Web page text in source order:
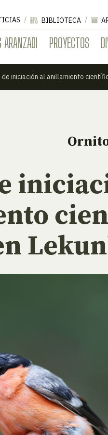
ARANZADI PROYECTOS
BIBLIOTECA
de iniciación al anillamiento